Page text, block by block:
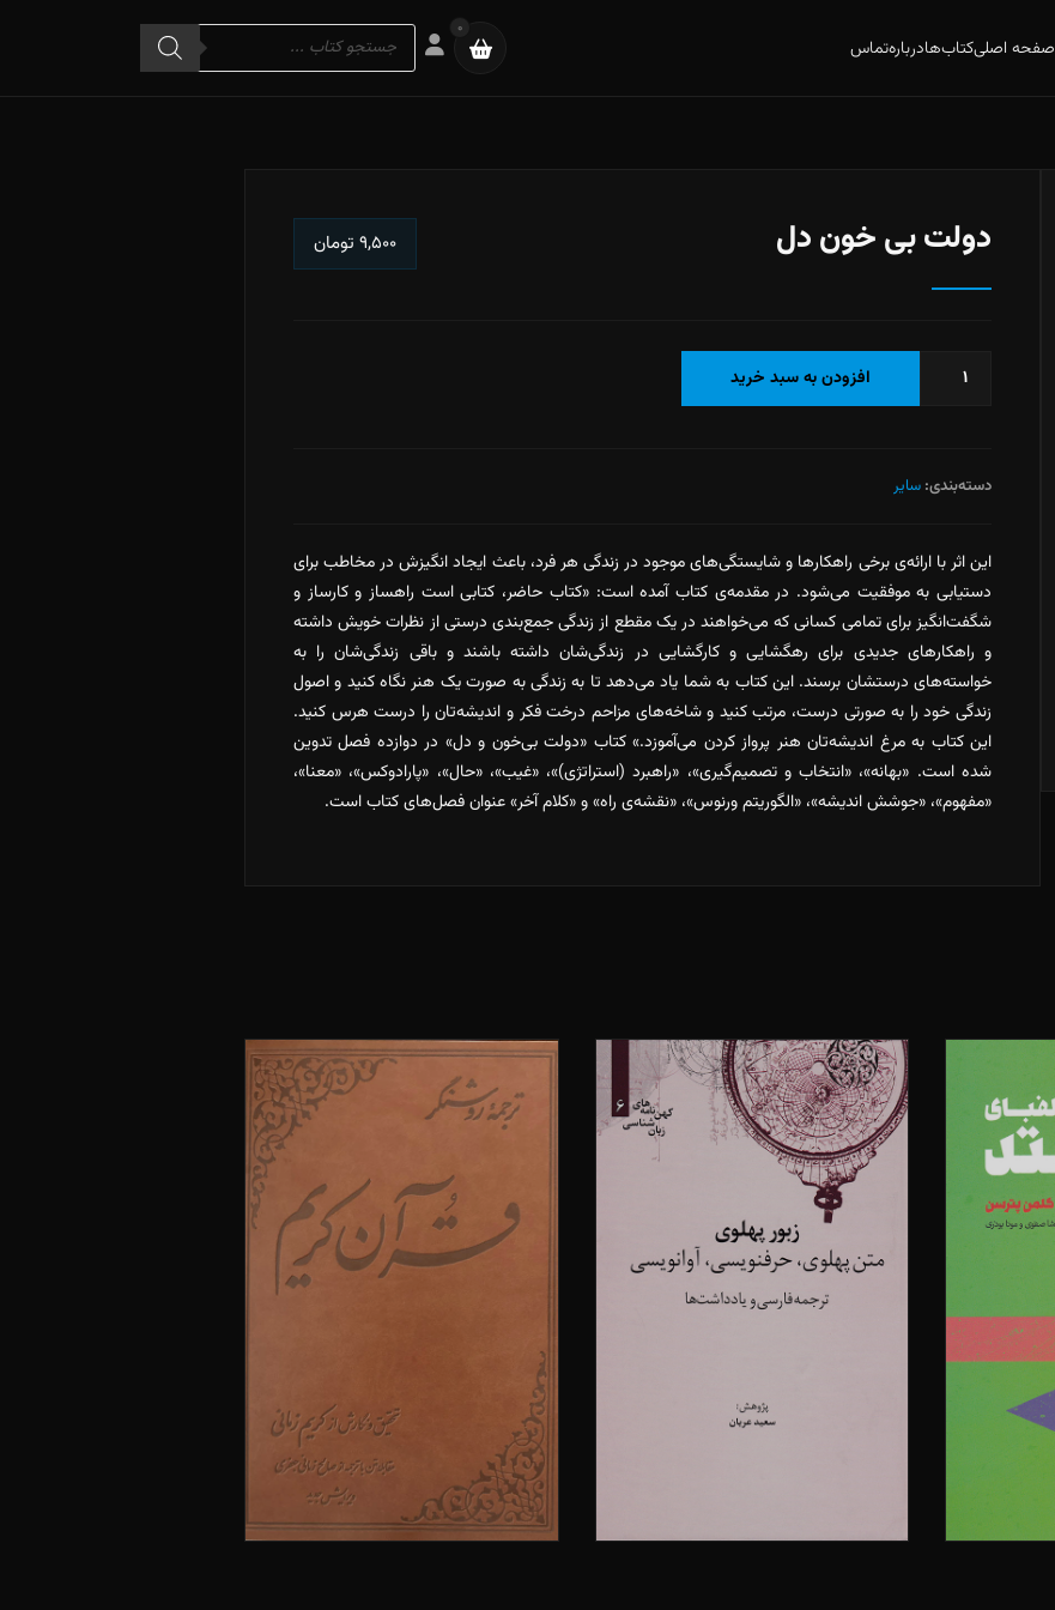
صفحه اصلیکتاب‌هادربارهتماس
0
Products
search
دولت بی خون دل ۹,۵۰۰ تومان
دولت
عدد
افزودن به سبد خرید
دسته‌بندی: سایر
این اثر با ارائه‌ی برخی راهکارها و شایستگی‌های موجود در زندگی هر فرد، باعث ایجاد انگیزش در مخاطب برای
دستیابی به موفقیت می‌شود. در مقدمه‌ی کتاب آمده است: «کتاب حاضر، کتابی است راهساز و کارساز و
شگفت‌انگیز برای تمامی کسانی که می‌خواهند در یک مقطع از زندگی جمع‌بندی درستی از نظرات خویش داشته
و راهکارهای جدیدی برای رهگشایی و کارگشایی در زندگی‌شان داشته باشند و باقی زندگی‌شان را به
خواسته‌های درستشان برسند. این کتاب به شما یاد می‌دهد تا به زندگی به صورت یک هنر نگاه کنید و اصول
زندگی خود را به صورتی درست، مرتب کنید و شاخه‌های مزاحم درخت فکر و اندیشه‌تان را درست هرس کنید.
این کتاب به مرغ اندیشه‌تان هنر پرواز کردن می‌آموزد.» کتاب «دولت بی‌خون و دل» در دوازده فصل تدوین
شده است. «بهانه»، «انتخاب و تصمیم‌گیری»، «راهبرد (استراتژی)»، «غیب»، «حال»، «پارادوکس»، «معنا»،
«مفهوم»، «جوشش اندیشه»، «الگوریتم ورنوس»، «نقشه‌ی راه» و «کلام آخر» عنوان فصل‌های کتاب است.